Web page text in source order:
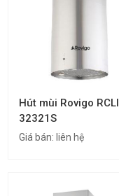
Hút mùi Rovigo RCLI
32321S
Giá bán: liên hệ